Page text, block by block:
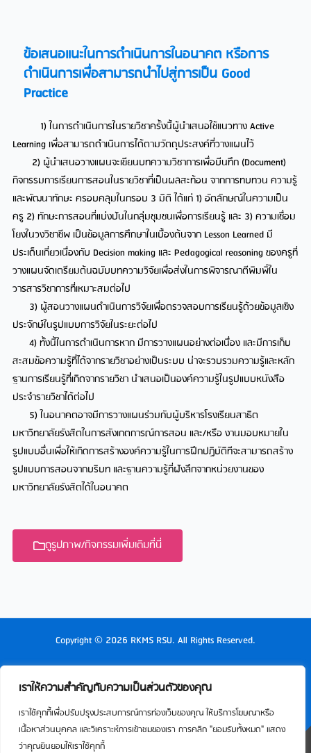
เราให้ความสำคัญกับความเป็นส่วนตัวของคุณ
เราใช้คุกกี้เพื่อปรับปรุงประสบการณ์การท่องเว็บของคุณ ให้บริการโฆษณาหรือ
เนื้อหาส่วนบุคคล และวิเคราะห์การเข้าชมของเรา การคลิก "ยอมรับทั้งหมด" แสดง
ว่าคุณยินยอมให้เราใช้คุกกี้
ข้อเสนอแนะในการดำเนินการในอนาคต หรือการ
ดำเนินการเพื่อสามารถนำไปสู่การเป็น Good
Practice
1) ในการดำเนินการในรายวิชาครั้งนี้ผู้นำเสนอใช้แนวทาง Active
Learning เพื่อสามารถดำเนินการได้ตามวัตถุประสงค์ที่วางแผนไว้
2) ผู้นำเสนอวางแผนจะเขียนบทความวิชาการเพื่อบีนทึก (Document)
กิจกรรมการเรียนการสอนในรายวิชาที่เป็นผลสะท้อน จากการทบทวน ความรู้
และพัฒนาทักษะ ครอบคลุมในกรอบ 3 มิติ ได้แก่ 1) อัตลักษณ์ในความเป็น
ครู 2) ทักษะการสอนที่แบ่งปันในกลุ่มชุมชนเพื่อการเรียนรู้ และ 3) ความเชื่อม
โยงในวงวิชาชีพ เป็นข้อมูลการศึกษาในเบื้องต้นจาก Lesson Learned มี
ประเด็นเกี่ยวเนื่องกับ Decision making และ Pedagogical reasoning ของครูที่
วางแผนจัดเตรียมต้นฉบับบทความวิจัยเพื่อส่งในการพิจารณาตีพิมพิ์ใน
วารสารวิชาการที่เหมาะสมต่อไป
3) ผู้สอนวางแผนดำเนินการวิจัยเพื่อตรวจสอบการเรียนรู้ด้วยข้อมูลเชิง
ประจักษ์ในรูปแบบการวิจัยในระยะต่อไป
4) ทั้งนี้ในการดำเนินการหาก มีการวางแผนอย่างต่อเนื่อง และมีการเก็บ
สะสมข้อความรู้ที่ได้จากรายวิชาอย่างเป็นระบบ น่าจะรวบรวมความรู้และหลัก
ฐานการเรียนรู้ที่เกิดจากรายวิชา นำเสนอเป็นองค์ความรู้ในรูปแบบหนังสือ
ประจำรายวิชาได้ต่อไป
5) ในอนาคตอาจมีการวางแผนร่วมกับผู้บริหารโรงเรียนสาธิต
มหาวิทยาลัยรังสิตในการสังเกตการณ์การสอน และ/หรือ งานมอบหมายใน
รูปแบบอื่นเพื่อให้เกิดการสร้างองค์ความรู้ในการฝึกปฏิบัติทีจะสามารถสร้าง
รูปแบบการสอนจากบริบท และฐานความรู้ที่ฝังลึกจากหน่วยงานของ
มหาวิทยาลัยรังสิตได้ในอนาคต
ดูรูปภาพ/กิจกรรมเพิ่มเติมที่นี่
Copyright © 2026 RKMS RSU. All Rights Reserved.